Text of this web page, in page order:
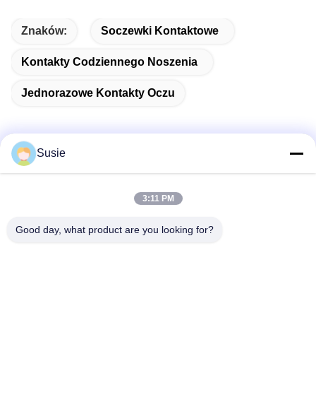
Znaków: Soczewki Kontaktowe
Kontakty Codziennego Noszenia
Jednorazowe Kontakty Oczu
Pokój 1101, Budynek 5, Plac Gaosheng Times, nr 789
Susie
3:11 PM
Good day, what product are you looking for?